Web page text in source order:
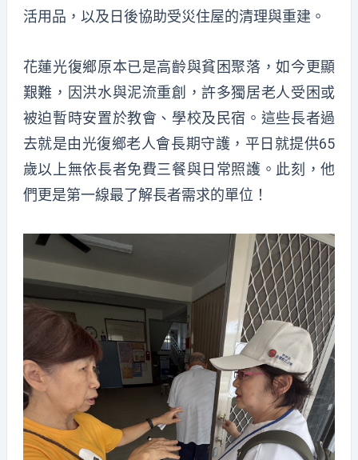
活用品，以及日後協助受災住屋的清理與重建。
花蓮光復鄉原本已是高齡與貧困聚落，如今更顯
艱難，因洪水與泥流重創，許多獨居老人受困或
被迫暫時安置於教會、學校及民宿。這些長者過
去就是由光復鄉老人會長期守護，平日就提供65
歲以上無依長者免費三餐與日常照護。此刻，他
們更是第一線最了解長者需求的單位！